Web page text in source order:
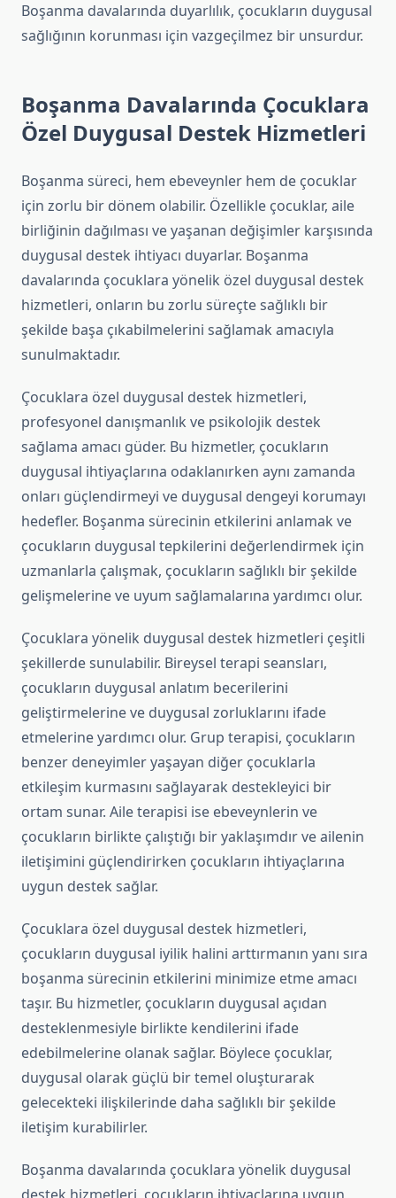
Boşanma davalarında duyarlılık, çocukların duygusal
sağlığının korunması için vazgeçilmez bir unsurdur.
Boşanma Davalarında Çocuklara
Özel Duygusal Destek Hizmetleri
Boşanma süreci, hem ebeveynler hem de çocuklar
için zorlu bir dönem olabilir. Özellikle çocuklar, aile
birliğinin dağılması ve yaşanan değişimler karşısında
duygusal destek ihtiyacı duyarlar. Boşanma
davalarında çocuklara yönelik özel duygusal destek
hizmetleri, onların bu zorlu süreçte sağlıklı bir
şekilde başa çıkabilmelerini sağlamak amacıyla
sunulmaktadır.
Çocuklara özel duygusal destek hizmetleri,
profesyonel danışmanlık ve psikolojik destek
sağlama amacı güder. Bu hizmetler, çocukların
duygusal ihtiyaçlarına odaklanırken aynı zamanda
onları güçlendirmeyi ve duygusal dengeyi korumayı
hedefler. Boşanma sürecinin etkilerini anlamak ve
çocukların duygusal tepkilerini değerlendirmek için
uzmanlarla çalışmak, çocukların sağlıklı bir şekilde
gelişmelerine ve uyum sağlamalarına yardımcı olur.
Çocuklara yönelik duygusal destek hizmetleri çeşitli
şekillerde sunulabilir. Bireysel terapi seansları,
çocukların duygusal anlatım becerilerini
geliştirmelerine ve duygusal zorluklarını ifade
etmelerine yardımcı olur. Grup terapisi, çocukların
benzer deneyimler yaşayan diğer çocuklarla
etkileşim kurmasını sağlayarak destekleyici bir
ortam sunar. Aile terapisi ise ebeveynlerin ve
çocukların birlikte çalıştığı bir yaklaşımdır ve ailenin
iletişimini güçlendirirken çocukların ihtiyaçlarına
uygun destek sağlar.
Çocuklara özel duygusal destek hizmetleri,
çocukların duygusal iyilik halini arttırmanın yanı sıra
boşanma sürecinin etkilerini minimize etme amacı
taşır. Bu hizmetler, çocukların duygusal açıdan
desteklenmesiyle birlikte kendilerini ifade
edebilmelerine olanak sağlar. Böylece çocuklar,
duygusal olarak güçlü bir temel oluşturarak
gelecekteki ilişkilerinde daha sağlıklı bir şekilde
iletişim kurabilirler.
Boşanma davalarında çocuklara yönelik duygusal